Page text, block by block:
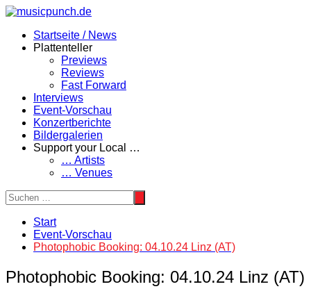
Zum
springenStartseite / News
Plattenteller
Previews
Reviews
Fast Forward
Interviews
Event-Vorschau
Konzertberichte
Bildergalerien
Support your Local …
… Artists
… Venues
Start
Event-Vorschau
Photophobic Booking: 04.10.24 Linz (AT)
Photophobic Booking: 04.10.24 Linz (AT)